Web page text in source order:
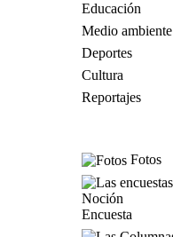
Educación
Medio ambiente
Deportes
Cultura
Reportajes
Fotos
Encuesta